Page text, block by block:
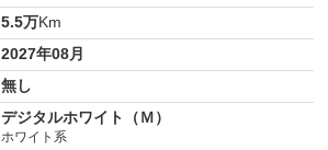
5.5万Km
2027年08月
無し
デジタルホワイト（Ｍ）
ホワイト系